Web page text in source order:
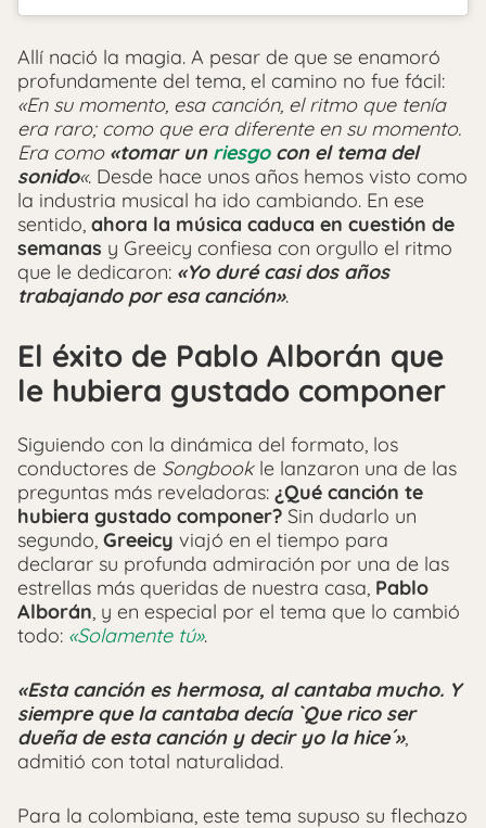
Allí nació la magia. A pesar de que se enamoró
profundamente del tema, el camino no fue fácil:
«En su momento, esa canción, el ritmo que tenía
era raro; como que era diferente en su momento.
Era como «tomar un riesgocon el tema del
sonido«. Desde hace unos años hemos visto como
la industria musical ha ido cambiando. En ese
sentido, ahora la música caduca en cuestión de
semanas y Greeicy confiesa con orgullo el ritmo
que le dedicaron: «Yo duré casi dos años
trabajando por esa canción».
El éxito de Pablo Alborán que
le hubiera gustado componer
Siguiendo con la dinámica del formato, los
conductores de Songbookle lanzaron una de las
preguntas más reveladoras: ¿Qué canción te
hubiera gustado componer? Sin dudarlo un
segundo, Greeicy viajó en el tiempo para
declarar su profunda admiración por una de las
estrellas más queridas de nuestra casa, Pablo
Alborán, y en especial por el tema que lo cambió
todo: «Solamente tú».
«Esta canción es hermosa, al cantaba mucho. Y
siempre que la cantaba decía `Que rico ser
dueña de esta canción y decir yo la hice´»,
admitió con total naturalidad.
Para la colombiana, este tema supuso su flechazo